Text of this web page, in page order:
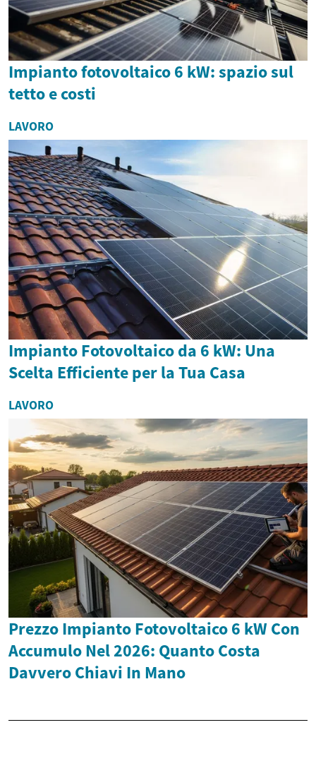
Impianto fotovoltaico 6 kW: spazio sul
tetto e costi
LAVORO
Impianto Fotovoltaico da 6 kW: Una
Scelta Efficiente per la Tua Casa
LAVORO
Prezzo Impianto Fotovoltaico 6 kW Con
Accumulo Nel 2026: Quanto Costa
Davvero Chiavi In Mano